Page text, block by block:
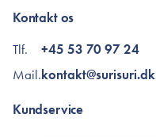
Kontakt os
Tlf.
Mail.
+45 53 70 97 24
kontakt@surisuri.dk
Kundservice